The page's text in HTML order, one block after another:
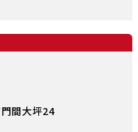
間大坪24